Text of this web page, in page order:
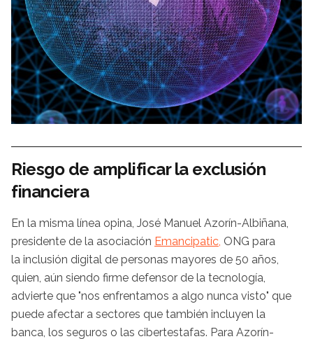
Riesgo de amplificar la exclusión
financiera
En la misma línea opina, José Manuel Azorín-Albiñana,
presidente de la asociación Emancipatic, ONG para
la inclusión digital de personas mayores de 50 años,
quien, aún siendo firme defensor de la tecnología,
advierte que "nos enfrentamos a algo nunca visto" que
puede afectar a sectores que también incluyen la
banca, los seguros o las cibertestafas. Para Azorín-